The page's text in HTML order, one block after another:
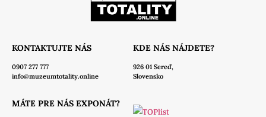
KONTAKTUJTE NÁS
0907 277 777
info@muzeumtotality.online
KDE NÁS NÁJDETE?
926 01 Sereď,
Slovensko
MÁTE PRE NÁS EXPONÁT?